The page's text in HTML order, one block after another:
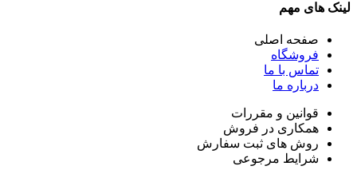
لینک های مهم
صفحه اصلی
فروشگاه
تماس با ما
درباره ما
قوانین و مقررات
همکاری در فروش
روش های ثبت سفارش
شرایط مرجوعی